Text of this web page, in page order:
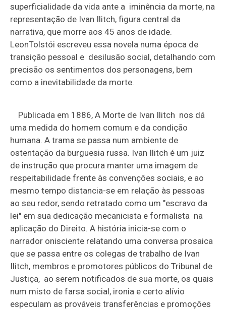
superficialidade da vida ante a iminência da morte, na
representação de Ivan Ilitch, figura central da
narrativa, que morre aos 45 anos de idade.
LeonTolstói escreveu essa novela numa época de
transição pessoal e desilusão social, detalhando com
precisão os sentimentos dos personagens, bem
como a inevitabilidade da morte.
Publicada em 1886, A Morte de Ivan Ilitch nos dá
uma medida do homem comum e da condição
humana. A trama se passa num ambiente de
ostentação da burguesia russa. Ivan Ilitch é um juiz
de instrução que procura manter uma imagem de
respeitabilidade frente às convenções sociais, e ao
mesmo tempo distancia-se em relação às pessoas
ao seu redor, sendo retratado como um "escravo da
lei" em sua dedicação mecanicista e formalista na
aplicação do Direito. A história inicia-se com o
narrador onisciente relatando uma conversa prosaica
que se passa entre os colegas de trabalho de Ivan
Ilitch, membros e promotores públicos do Tribunal de
Justiça, ao serem notificados de sua morte, os quais
num misto de farsa social, ironia e certo alívio
especulam as prováveis transferências e promoções